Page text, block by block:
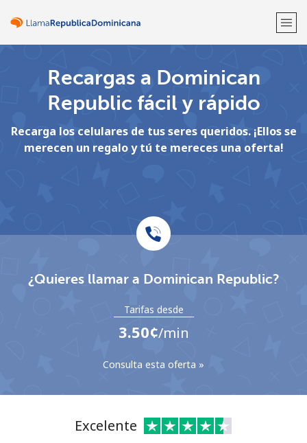
¡Bienvenido!
¿Ya tienes una cuenta? Inicia sesión →
Regístrate con
o
No se ha creado una contraseña
Recargas a Dominican
Republic fácil y rápido
Recarga los celulares de tus seres queridos. ¡Ellos se
merecen un regalo y tú te mereces una oferta!
¿Quieres llamar a Dominican Republic?
Tarifas desde
⁦3.50¢⁩/min
Consulta esta oferta »
Excelente